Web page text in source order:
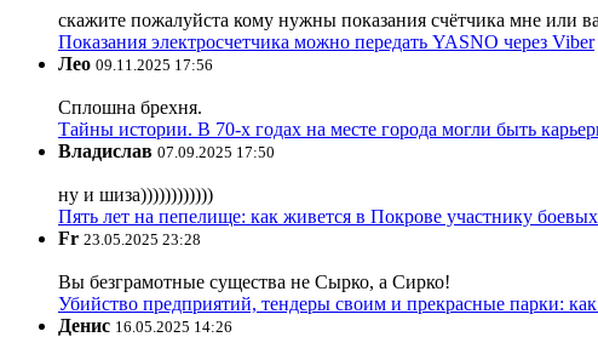
скажите пожалуйста кому нужны показания счётчика мне или
Показания электросчетчика можно передать YASNO через Viber
Лео 09.11.2025 17:56
Сплошна брехня.
Тайны истории. В 70-х годах на месте города могли быть
Владислав 07.09.2025 17:50
ну и шиза))))))))))))
Пять лет на пепелище: как живется в Покрове участнику
Fr 23.05.2025 23:28
Вы безграмотные существа не Сырко, а Сирко!
Убийство предприятий, тендеры своим и прекрасные парки:
Денис 16.05.2025 14:26